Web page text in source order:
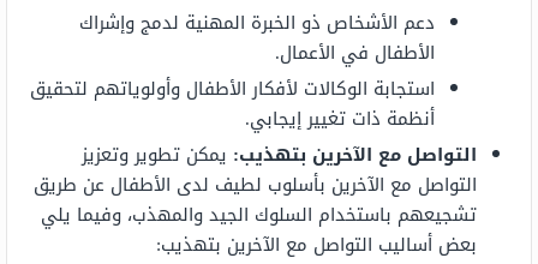
دعم الأشخاص ذو الخبرة المهنية لدمج وإشراك
الأطفال في الأعمال.
استجابة الوكالات لأفكار الأطفال وأولوياتهم لتحقيق
أنظمة ذات تغيير إيجابي.
التواصل مع الآخرين بتهذيب: يمكن تطوير وتعزيز
التواصل مع الآخرين بأسلوب لطيف لدى الأطفال عن طريق
تشجيعهم باستخدام السلوك الجيد والمهذب، وفيما يلي
بعض أساليب التواصل مع الآخرين بتهذيب: